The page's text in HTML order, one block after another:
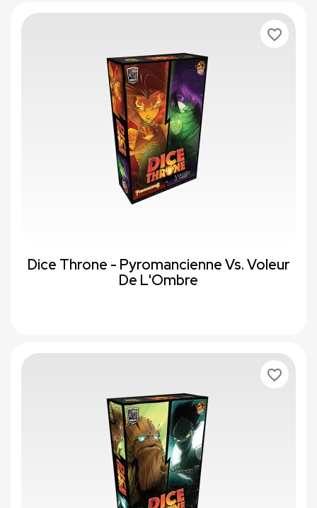
Dice Throne - Pyromancienne Vs. Voleur
De L'Ombre
favorite_border
favorite_border